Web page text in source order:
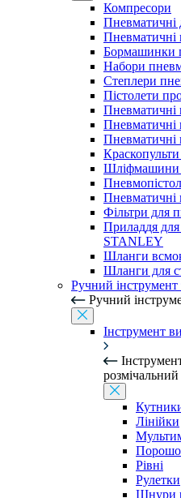
Компресори
Пневматичні
Пневматичні
Бормашинки
Набори
Степлери
Пістолети
Пневматичні
Пневматичні
Пневматичні
Шліфмашини
Пневматичні
Фільтри для
Приладдя
STANLEY
Шланги
Шланги для
Ручний
Ручний
Інструмент
розмічальний
Лінійки
Рівні
Рулетки
Шнури